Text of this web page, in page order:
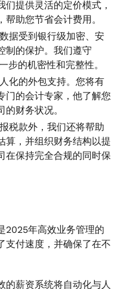
提供灵活的定价模式，
助您节省会计费用。
据受到银行级加密、安
制的保护。我们遵守
步的机密性和完整性。
化的外包支持。您将有
门的会计专家，他了解您
财务状况。
税款外，我们还将帮助
算，并组织财务结构以提
在保持完全合规的同时保
2025年高效业务管理的
支付速度，并确保了在不
的薪资系统将自动化与人